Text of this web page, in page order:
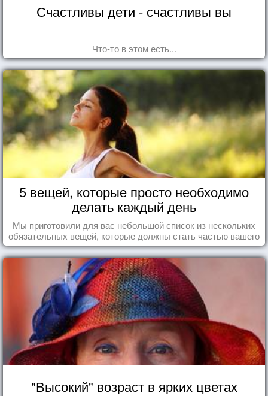
Счастливы дети - счастливы вы
Что-то в этом есть...
5 вещей, которые просто необходимо
делать каждый день
Мы приготовили для вас небольшой список из нескольких
обязательных вещей, которые должны стать частью вашего
дня.
"Высокий" возраст в ярких цветах